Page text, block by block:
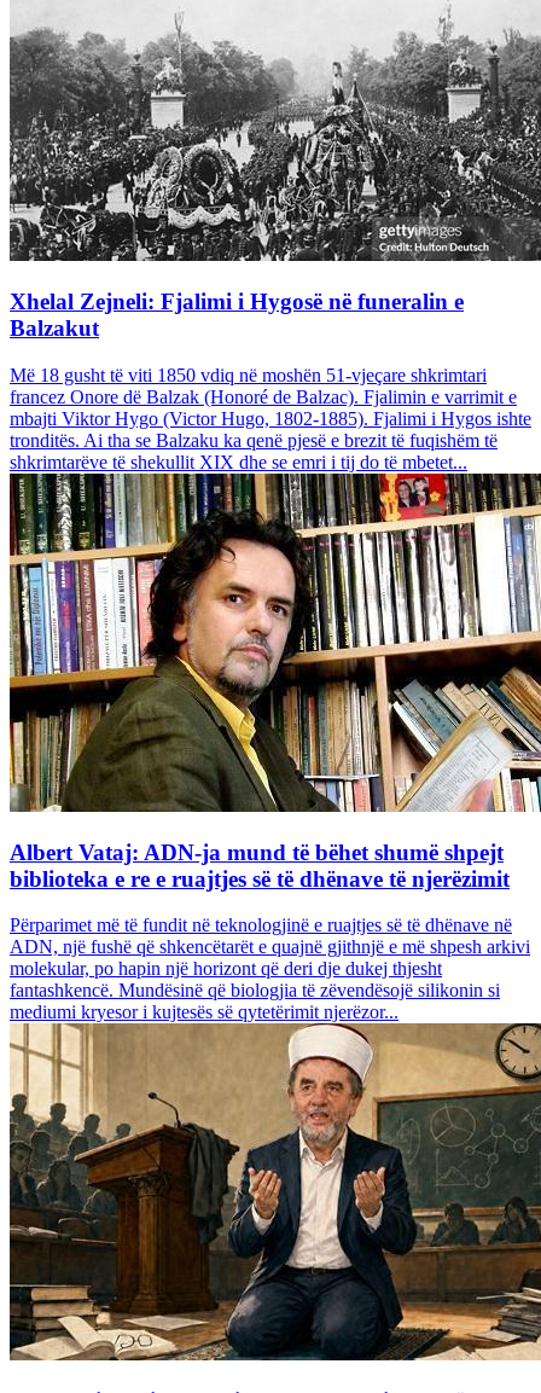
Xhelal Zejneli: Fjalimi i Hygosë në funeralin e
Balzakut
Më 18 gusht të viti 1850 vdiq në moshën 51-vjeçare shkrimtari
francez Onore dë Balzak (Honoré de Balzac). Fjalimin e varrimit e
mbajti Viktor Hygo (Victor Hugo, 1802-1885). Fjalimi i Hygos ishte
tronditës. Ai tha se Balzaku ka qenë pjesë e brezit të fuqishëm të
shkrimtarëve të shekullit XIX dhe se emri i tij do të mbetet...
Albert Vataj: ADN-ja mund të bëhet shumë shpejt
biblioteka e re e ruajtjes së të dhënave të njerëzimit
Përparimet më të fundit në teknologjinë e ruajtjes së të dhënave në
ADN, një fushë që shkencëtarët e quajnë gjithnjë e më shpesh arkivi
molekular, po hapin një horizont që deri dje dukej thjesht
fantashkencë. Mundësinë që biologjia të zëvendësojë silikonin si
mediumi kryesor i kujtesës së qytetërimit njerëzor...